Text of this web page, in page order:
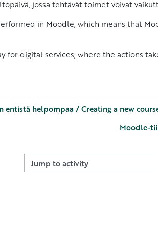
jossa tehtävät toimet voivat
in Moodle, which means that
for digital services, where the actions
helpompaa / Creating a new
Moodle-
Jump to activity